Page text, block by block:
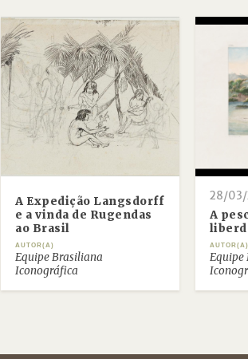
A Expedição Langsdorff
e a vinda de Rugendas
ao Brasil
AUTOR(A)
Equipe Brasiliana
Iconográfica
28/
A
AUTOR(A)
Equipe